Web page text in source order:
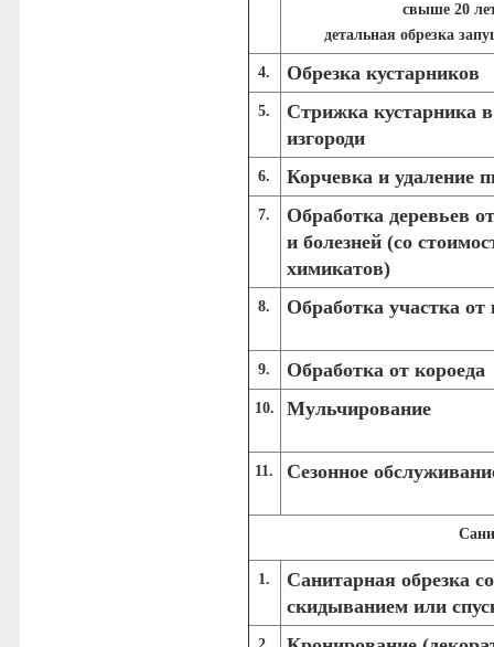
свыше 20
детальная обрезка
4. Обрезка кустарников
5.
Стрижка кустарника
изгороди
6. Корчевка и удаление
7.
Обработка деревьев
и болезней(со
химикатов)
8. Обработка участка от
9. Обработка от короеда
10. Мульчирование
11. Сезонное
1.
Санитарная обрезка со
скидыванием или